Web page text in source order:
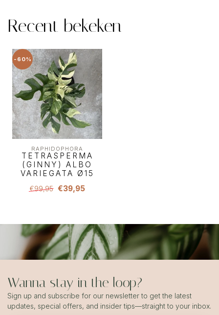
Recent bekeken
-60%
RAPHIDOPHORA
TETRASPERMA
(GINNY) ALBO
VARIEGATA Ø15
€99,95 €39,95
Wanna stay in the loop?
Sign up and subscribe for our newsletter to get the latest
updates, special offers, and insider tips—straight to your inbox.